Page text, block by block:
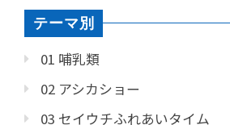
テーマ別
01 哺乳類
02 アシカショー
03 セイウチふれあいタイム